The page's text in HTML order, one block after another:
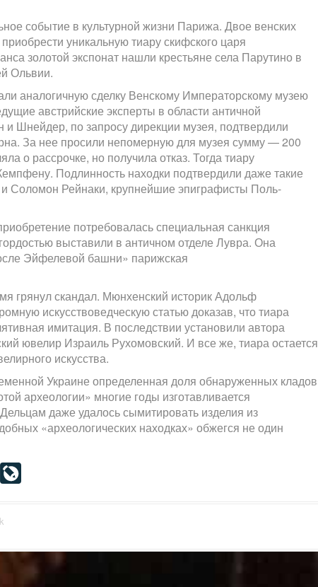
событие в культурной жизни Парижа. Двое венских
уникальную тиару скифского царя
золотой экспонат нашли крестьяне села Парутино в
Ольвии.
аналогичную сделку Венскому Императорскому музею
австрийские эксперты в области античной
Шнейдер, по запросу дирекции музея, подтвердили
За нее просили непомерную для музея сумму — 200
о рассрочке, но получила отказ. Тогда тиару
Подлинность находки подтвердили даже такие
и Соломон Рейнаки, крупнейшие эпиграфисты Поль-
потребовалась специальная санкция
выставили в античном отделе Лувра. Она
Эйфелевой башни» парижская
грянул скандал. Мюнхенский историк Адольф
искусствоведческую статью доказав, что тиара
имитация. В последствии установили автора
ювелир Израиль Рухомовский. И все же, тиара остается
искусства.
Украине определенная доля обнаруженных кладов
археологии» многие годы изготавливается
даже удалось сымитировать изделия из
«археологических находках» обжегся не один
WhatsApp